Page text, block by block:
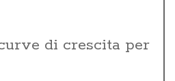
di crescita per